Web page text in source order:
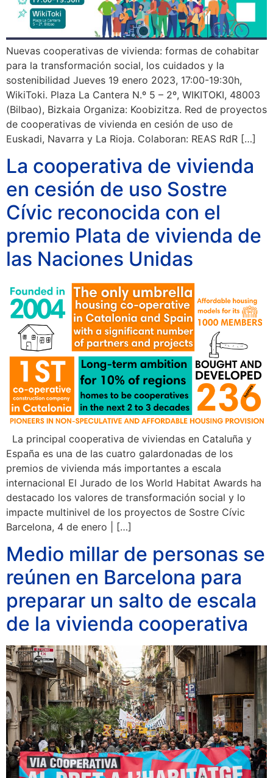
Nuevas cooperativas de vivienda: formas de cohabitar
para la transformación social, los cuidados y la
sostenibilidad Jueves 19 enero 2023, 17:00-19:30h,
WikiToki. Plaza La Cantera N.º 5 – 2º, WIKITOKI, 48003
(Bilbao), Bizkaia Organiza: Koobizitza. Red de proyectos
de cooperativas de vivienda en cesión de uso de
Euskadi, Navarra y La Rioja. Colaboran: REAS RdR […]
La cooperativa de vivienda
en cesión de uso Sostre
Cívic reconocida con el
premio Plata de vivienda de
las Naciones Unidas
La principal cooperativa de viviendas en Cataluña y
España es una de las cuatro galardonadas de los
premios de vivienda más importantes a escala
internacional El Jurado de los World Habitat Awards ha
destacado los valores de transformación social y lo
impacte multinivel de los proyectos de Sostre Cívic
Barcelona, 4 de enero | […]
Medio millar de personas se
reúnen en Barcelona para
preparar un salto de escala
de la vivienda cooperativa